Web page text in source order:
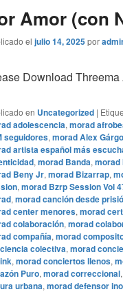
Amor (con
el julio 14, 2025por
Download
en Uncategorized |
adolescencia, morad
seguidores, morad Alex
artista español más
, morad Banda, morad
Beny Jr, morad Bizarrap,
, morad Bzrp Session Vol
, morad canción desde
center menores, morad
colaboración, morad
compañía, morad
colectiva, morad
, morad conciertos llenos,
Puro, morad correccional,
urbana, morad defensor